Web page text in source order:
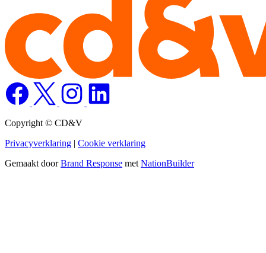
Copyright © CD&V
Privacyverklaring | Cookie verklaring
Gemaakt doorBrand Response met NationBuilder